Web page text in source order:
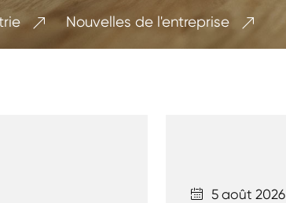
 Nouvelles de l'entreprise 
 5 août 2026